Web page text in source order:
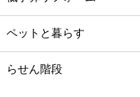
ペットと暮らす
らせん階段